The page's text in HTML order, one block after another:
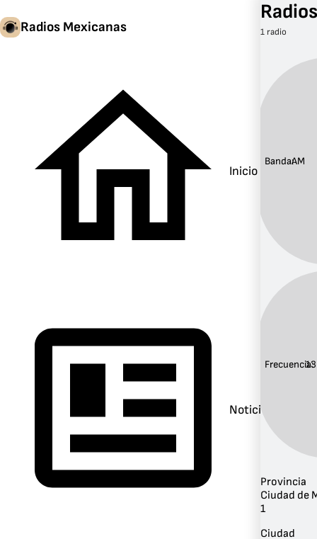
Radios Mexicanas
Inicio
Noticias
1 radio
Banda:AM
Frecuencia:
Provincia
Ciudad de
1
Ciudad